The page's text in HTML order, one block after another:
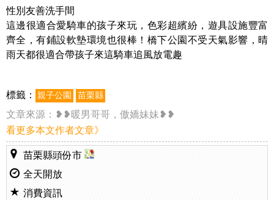
性別友善洗手間
這邊很適合愛騎車的孩子來玩，色彩超繽紛，遊具設施豐富
齊全，有鋪設軟墊環境也很棒！橋下公園不受天氣影響，晴
雨天都很適合帶孩子來這騎車追風放電趣
標籤： 親子公園 苗栗縣
文章來源： ❥❥暖男哥哥，傲嬌妹妹❥❥
看更多本文作者文章》
苗栗縣頭份市
全天開放
消費資訊